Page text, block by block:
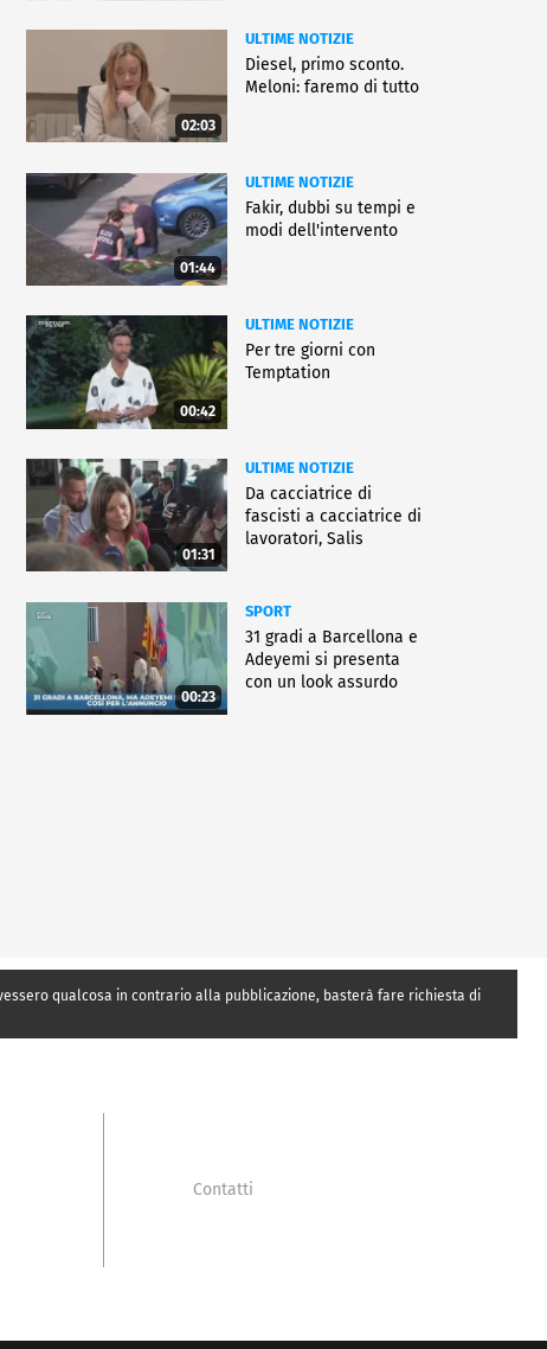
02:03
ULTIME NOTIZIE
Diesel, primo sconto.
Meloni: faremo di tutto
01:44
ULTIME NOTIZIE
Fakir, dubbi su tempi e
modi dell'intervento
00:42
ULTIME NOTIZIE
Per tre giorni con
Temptation
01:31
ULTIME NOTIZIE
Da cacciatrice di
fascisti a cacciatrice di
lavoratori, Salis
00:23
SPORT
31 gradi a Barcellona e
Adeyemi si presenta
con un look assurdo
qualcosa in contrario alla pubblicazione, basterà fare richiesta di
Contatti